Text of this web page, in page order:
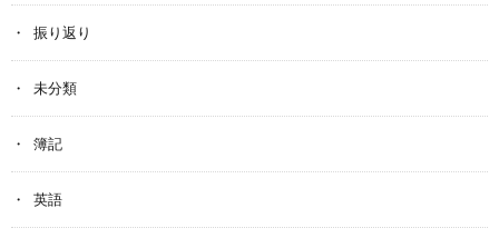
振り返り
未分類
簿記
英語